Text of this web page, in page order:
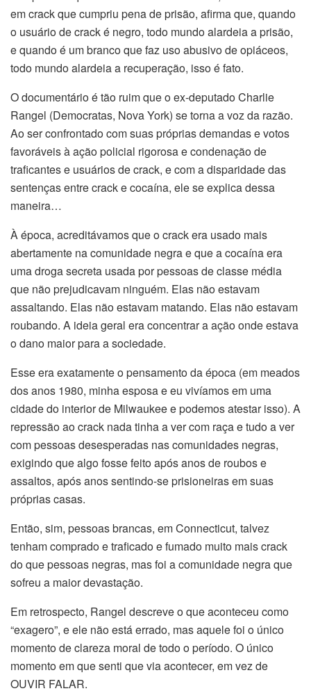
em crack que cumpriu pena de prisão, afirma que, quando
o usuário de crack é negro, todo mundo alardeia a prisão,
e quando é um branco que faz uso abusivo de opiáceos,
todo mundo alardeia a recuperação, isso é fato.
O documentário é tão ruim que o ex-deputado Charlie
Rangel (Democratas, Nova York) se torna a voz da razão.
Ao ser confrontado com suas próprias demandas e votos
favoráveis à ação policial rigorosa e condenação de
traficantes e usuários de crack, e com a disparidade das
sentenças entre crack e cocaína, ele se explica dessa
maneira…
À época, acreditávamos que o crack era usado mais
abertamente na comunidade negra e que a cocaína era
uma droga secreta usada por pessoas de classe média
que não prejudicavam ninguém. Elas não estavam
assaltando. Elas não estavam matando. Elas não estavam
roubando. A ideia geral era concentrar a ação onde estava
o dano maior para a sociedade.
Esse era exatamente o pensamento da época (em meados
dos anos 1980, minha esposa e eu vivíamos em uma
cidade do interior de Milwaukee e podemos atestar isso). A
repressão ao crack nada tinha a ver com raça e tudo a ver
com pessoas desesperadas nas comunidades negras,
exigindo que algo fosse feito após anos de roubos e
assaltos, após anos sentindo-se prisioneiras em suas
próprias casas.
Então, sim, pessoas brancas, em Connecticut, talvez
tenham comprado e traficado e fumado muito mais crack
do que pessoas negras, mas foi a comunidade negra que
sofreu a maior devastação.
Em retrospecto, Rangel descreve o que aconteceu como
“exagero”, e ele não está errado, mas aquele foi o único
momento de clareza moral de todo o período. O único
momento em que senti que via acontecer, em vez de
OUVIR FALAR.